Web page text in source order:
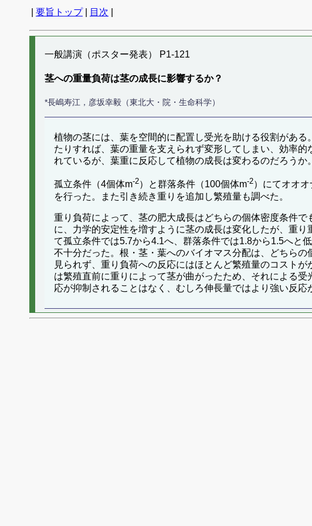
要旨トップ| 目次
一般講演（ポスター発表） P1-121
茎への重量負荷は茎の成長に影響するか？
*長嶋寿江，彦坂幸毅（東北大・院・生命科学）
植物の茎には、葉を空間的に配置し受光を助ける役割があ
たりすれば、葉の重量を支えられず変形してしまい、効率
れているが、葉重に反応して植物の成長は変わるのだろう
孤立条件（4個体m-2）と群落条件（100個体m-2）にてオオ
を行った。また引き続き重りを追加し繁殖量も調べた。
重り負荷によって、茎の肥大成長はどちらの個体密度条件
に、力学的安定性を増すように茎の成長は変化したが、重
て孤立条件では5.7から4.1へ、群落条件では1.8から1.5へと
不十分だった。根・茎・葉へのバイオマス分配は、どちら
見られず、重り負荷への反応にはほとんど繁殖量のコスト
は繁殖直前に重りによって茎が曲がったため、それによる
応が抑制されることはなく、むしろ伸長量ではより強い反応